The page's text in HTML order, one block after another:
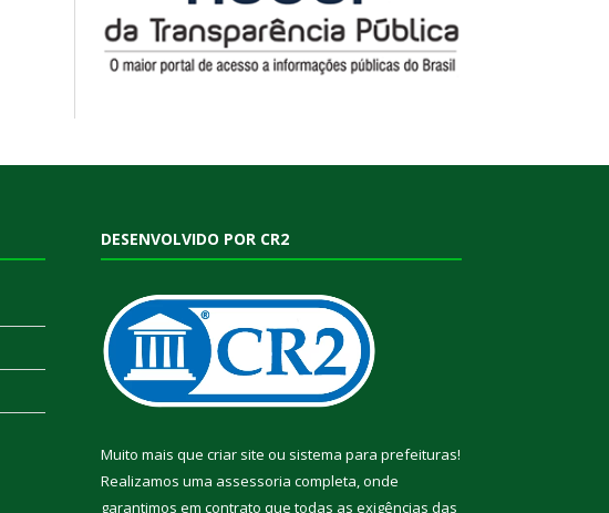
DESENVOLVIDO POR CR2
Muito mais que criar site ou sistema para prefeituras!
Realizamos uma assessoria completa, onde
garantimos em contrato que todas as exigências das